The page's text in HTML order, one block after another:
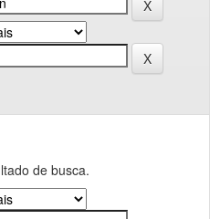
de busca.